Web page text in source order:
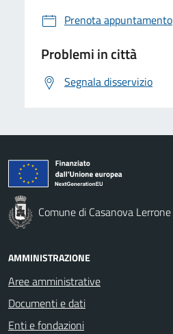
Prenota appuntamento
Problemi in città
Segnala disservizio
Comune di Casanova Lerrone
AMMINISTRAZIONE
Aree amministrative
Documenti e dati
Enti e fondazioni